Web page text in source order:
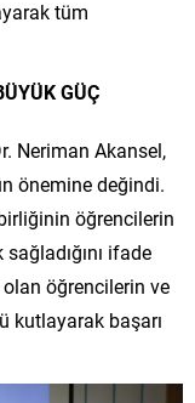
tüm
GÜÇ
Neriman Akansel,
önemine değindi.
öğrencilerin
ifade
öğrencilerin ve
kutlayarak başarı